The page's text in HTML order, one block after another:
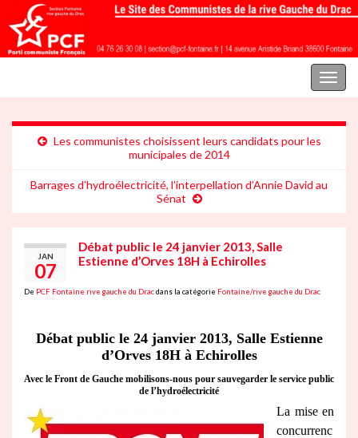
Toggle
Les communistes choisissent leurs candidats pour les
municipales de 2014
Barrages d’hydroélectricité, l’interpellation d’Annie David au
Sénat
JAN
07
Débat public le 24 janvier 2013, Salle
Estienne d’Orves 18H à Echirolles
De PCF Fontaine rive gauche du Dracdans la catégorie Fontaine/rive gauche du Drac
Débat public le 24 janvier 2013, Salle Estienne
d’Orves 18H à Echirolles
Avec le Front de Gauche mobilisons-nous pour sauvegarder le service public
de l’hydroélectricité
La mise en
concurrenc